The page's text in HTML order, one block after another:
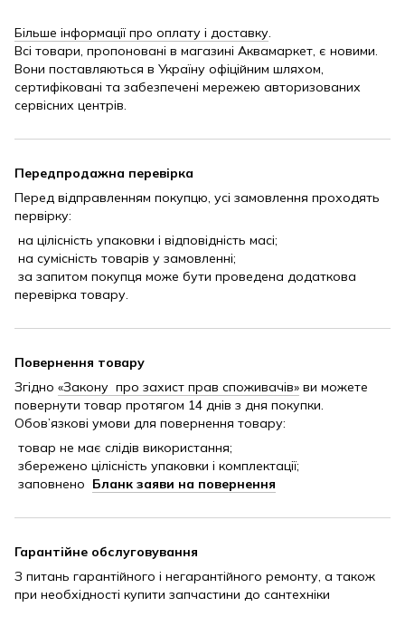
Більше інформації про оплату і доставку.
Всі товари, пропоновані в магазині Аквамаркет, є новими.
Вони поставляються в Україну офіційним шляхом,
сертифіковані та забезпечені мережею авторизованих
сервісних центрів.
Передпродажна перевірка
Перед відправленням покупцю, усі замовлення проходять
первірку:
на цілісність упаковки і відповідність масі;
на сумісність товарів у замовленні;
за запитом покупця може бути проведена додаткова
перевірка товару.
Повернення товару
Згідно «Закону про захист прав споживачів» ви можете
повернути товар протягом 14 днів з дня покупки.
Обов’язкові умови для повернення товару:
товар не має слідів використання;
збережено цілісність упаковки і комплектації;
заповнено Бланк заяви на повернення
Гарантійне обслуговування
З питань гарантійного і негарантійного ремонту, а також
при необхідності купити запчастини до сантехніки